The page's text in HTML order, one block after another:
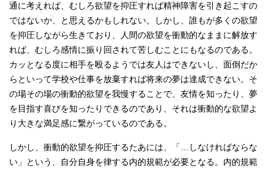
通に考えれば、むしろ欲望を抑圧すれば精神障害を引き起こすの
ではないか、と思えるかもしれない。しかし、誰もが多くの欲望
を抑圧しながら生きており、人間の欲望を衝動的なままに解放す
れば、むしろ感情に振り回されて苦しむことにもなるのである。
カッとなる度に相手を殴るようでは友人はできないし、面倒だか
らといって学校や仕事を放棄すれば将来の夢は達成できない。そ
の場その場の衝動的欲望を我慢することで、友情を知ったり、夢
を目指す喜びを知ったりできるのであり、それは衝動的な欲望よ
り大きな満足感に繋がっているのである。
しかし、衝動的欲望を抑圧するたあには、「…しなければならな
い」という、自分自身を律する内的規範が必要となる。内的規範